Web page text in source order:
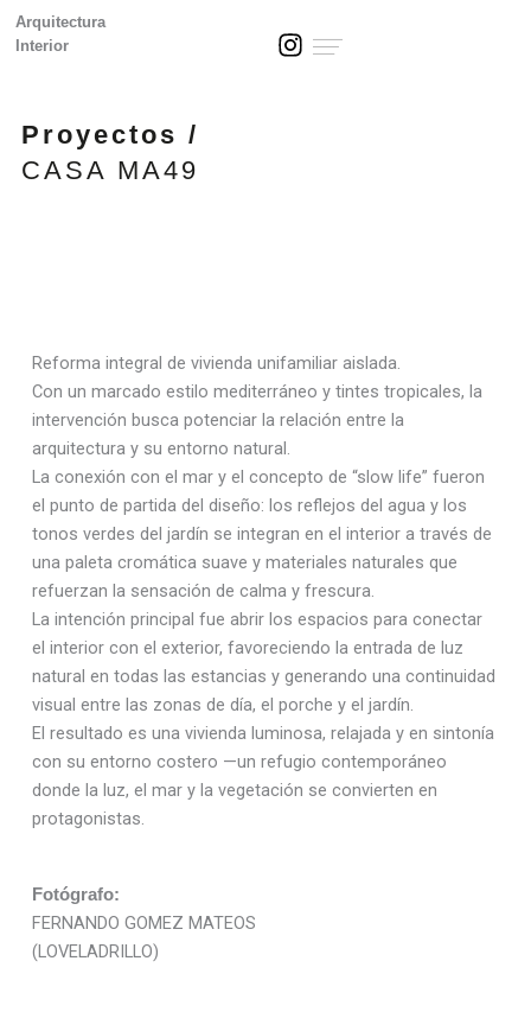
Arquitectura
Interior
I
n
Proyectos /
CASA MA49
Reforma integral de vivienda unifamiliar aislada.
Con un marcado estilo mediterráneo y tintes tropicales, la
intervención busca potenciar la relación entre la
arquitectura y su entorno natural.
La conexión con el mar y el concepto de “slow life” fueron
el punto de partida del diseño: los reflejos del agua y los
tonos verdes del jardín se integran en el interior a través de
una paleta cromática suave y materiales naturales que
refuerzan la sensación de calma y frescura.
La intención principal fue abrir los espacios para conectar
el interior con el exterior, favoreciendo la entrada de luz
natural en todas las estancias y generando una continuidad
visual entre las zonas de día, el porche y el jardín.
El resultado es una vivienda luminosa, relajada y en sintonía
con su entorno costero —un refugio contemporáneo
donde la luz, el mar y la vegetación se convierten en
protagonistas.
Fotógrafo:
FERNANDO GOMEZ MATEOS
(LOVELADRILLO)